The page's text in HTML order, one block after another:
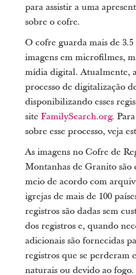
para assistir a uma
sobre o cofre.
O cofre guarda mais de
imagens em microfilmes,
mídia digital. Atualmente,
processo de digitalização
disponibilizando esses
site FamilySearch.org.
sobre esse processo, veja
As imagens no Cofre de
Montanhas de Granito são
meio de acordo com
igrejas de mais de 100
registros são dadas sem
dos registros e, quando
adicionais são fornecidas
registros que se perderam
naturais ou devido ao